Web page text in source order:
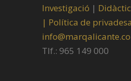
Investigació |
| Política de privadesa
Tlf.: 965 149 000